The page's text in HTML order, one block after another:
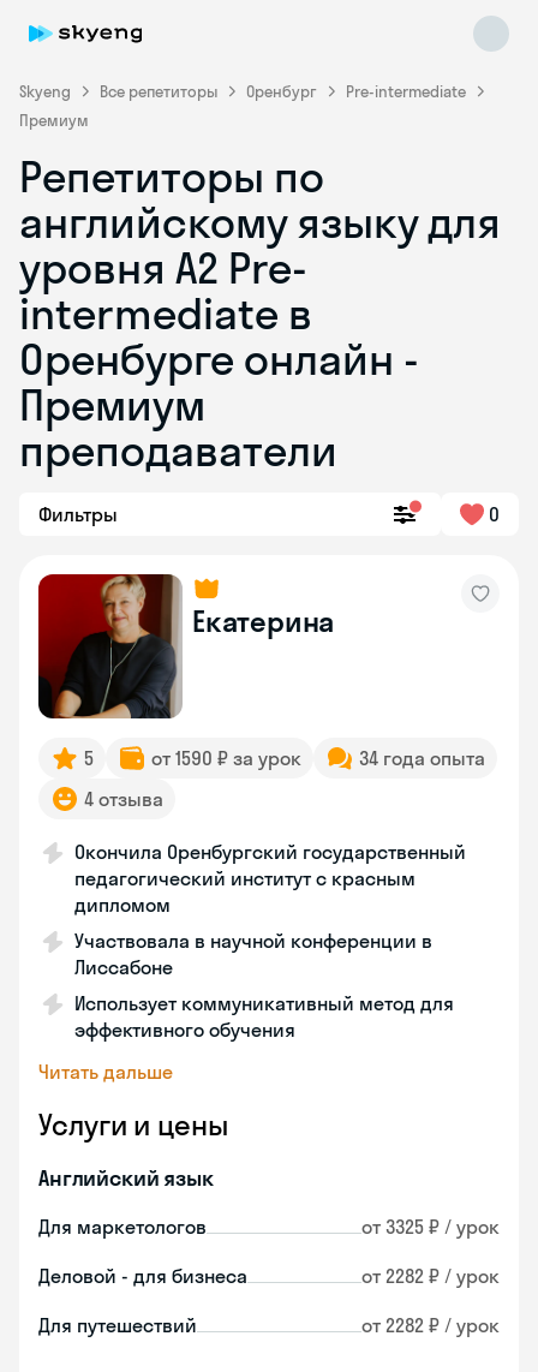
Skyeng Все репетиторы Оренбург
Pre-intermediate
Премиум
Репетиторы по
английскому языку для
уровня A2 Pre-
intermediate в
Оренбурге онлайн -
Премиум
преподаватели
Фильтры 0
Екатерина
5 от 1590 ₽ за урок
34 года опыта
4 отзыва
Окончила Оренбургский государственный
педагогический институт с красным
дипломом
Участвовала в научной конференции в
Лиссабоне
Использует коммуникативный метод для
эффективного обучения
Читать дальше
Услуги и цены
Английский язык
Для маркетологов от 3325 ₽ / урок
Деловой - для бизнеса от 2282 ₽ / урок
Для путешествий от 2282 ₽ / урок
Skyeng Chat